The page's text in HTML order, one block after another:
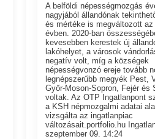
A belföldi népességmozgás
nagyjából állandónak
és mértéke is megváltozott az
évben. 2020-ban
kevesebben kerestek új
lakóhelyet, a városok
negatív volt, míg a községek
népességvonzó ereje tovább
legnépszerűbb megyék Pest,
Győr-Moson-Sopron, Fejér és
voltak. Az OTP Ingatlanpont
a KSH népmozgalmi adatai
vizsgálta az ingatlanpiac
változásait.portfolio.hu Ingatlan
szeptember 09. 14:24